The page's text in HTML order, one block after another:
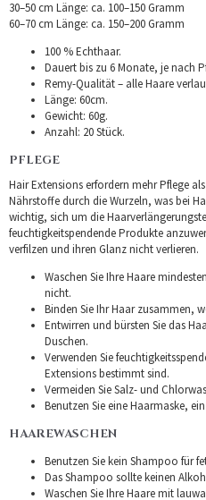
30–50 cm Länge: ca. 100–150 Gramm
60–70 cm Länge: ca. 150–200 Gramm
100 % Echthaar.
Dauert bis zu 6 Monate, je nach
Remy-Qualität – alle Haare
Länge: 60cm.
Gewicht: 60g.
Anzahl: 20 Stück.
PFLEGE
Hair Extensions erfordern mehr Pflege
Nährstoffe durch die Wurzeln, was bei
wichtig, sich um die
feuchtigkeitspendende Produkte
verfilzen und ihren Glanz nicht verlieren.
Waschen Sie Ihre Haare
nicht.
Binden Sie Ihr Haar zusammen,
Entwirren und bürsten Sie das
Duschen.
Verwenden Sie
Extensions bestimmt sind.
Vermeiden Sie Salz- und
Benutzen Sie eine Haarmaske,
HAAREWASCHEN
Benutzen Sie kein Shampoo für
Das Shampoo sollte keinen
Waschen Sie Ihre Haare mit